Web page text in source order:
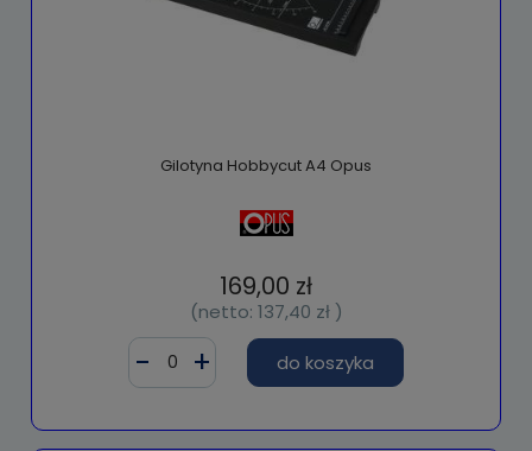
Gilotyna Hobbycut A4 Opus
169,00 zł
(netto: 137,40 zł)
do koszyka